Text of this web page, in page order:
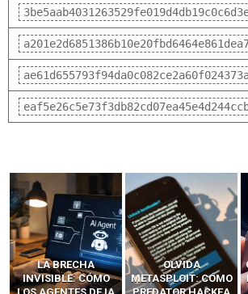
LA BRECHA
INVISIBLE: CÓMO
OLVIDA
METASPLOIT: CÓMO